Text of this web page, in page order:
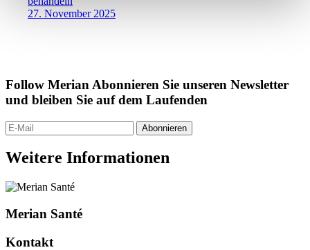
27. November 2025
Follow Merian Abonnieren Sie unseren Newsletter
und bleiben Sie auf dem Laufenden
Abonnieren
Weitere Informationen
Merian Santé
Kontakt